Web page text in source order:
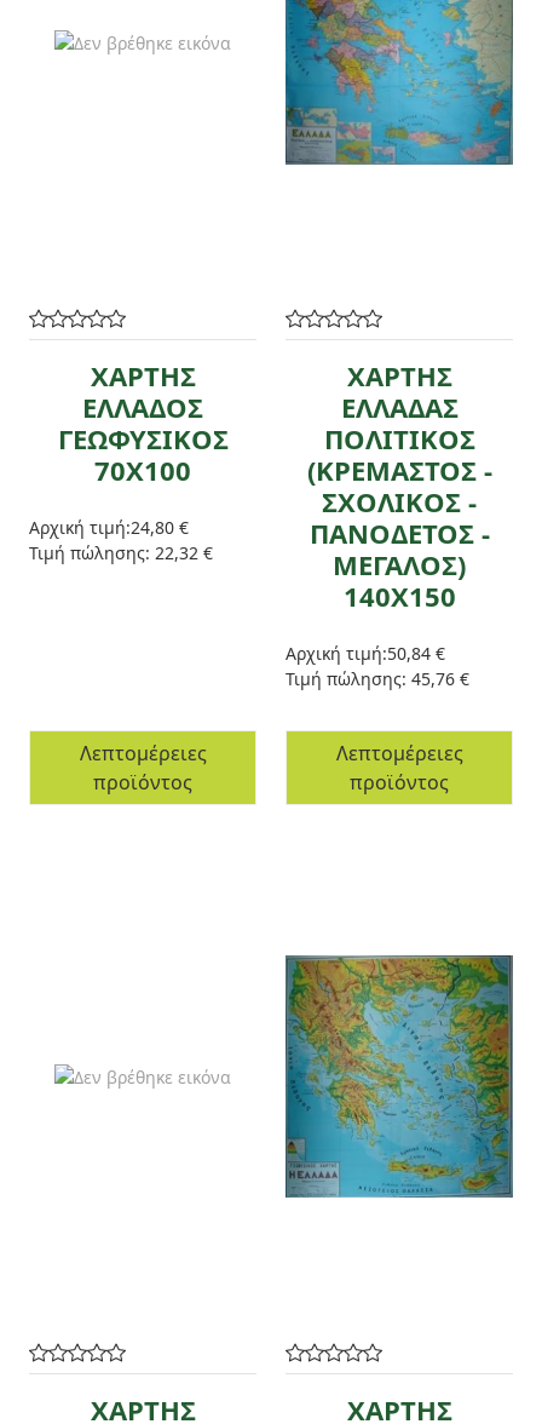
ΧΑΡΤΗΣ
ΕΛΛΑΔΟΣ
ΓΕΩΦΥΣΙΚΟΣ
70Χ100
Αρχική τιμή:24,80 €
Τιμή πώλησης: 22,32 €
Λεπτομέρειες
προϊόντος
ΧΑΡΤΗΣ
ΕΛΛΑΔΑΣ
ΠΟΛΙΤΙΚΟΣ
(ΚΡΕΜΑΣΤΟΣ -
ΣΧΟΛΙΚΟΣ -
ΠΑΝΟΔΕΤΟΣ -
ΜΕΓΑΛΟΣ)
140Χ150
Αρχική τιμή:50,84 €
Τιμή πώλησης: 45,76 €
Λεπτομέρειες
προϊόντος
ΧΑΡΤΗΣ
ΧΑΡΤΗΣ